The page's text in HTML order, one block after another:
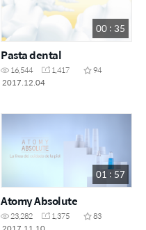
00 : 35
Pasta dental
16,544 1,417
94
2017.12.04
01 : 57
Atomy Absolute
23,282 1,375
83